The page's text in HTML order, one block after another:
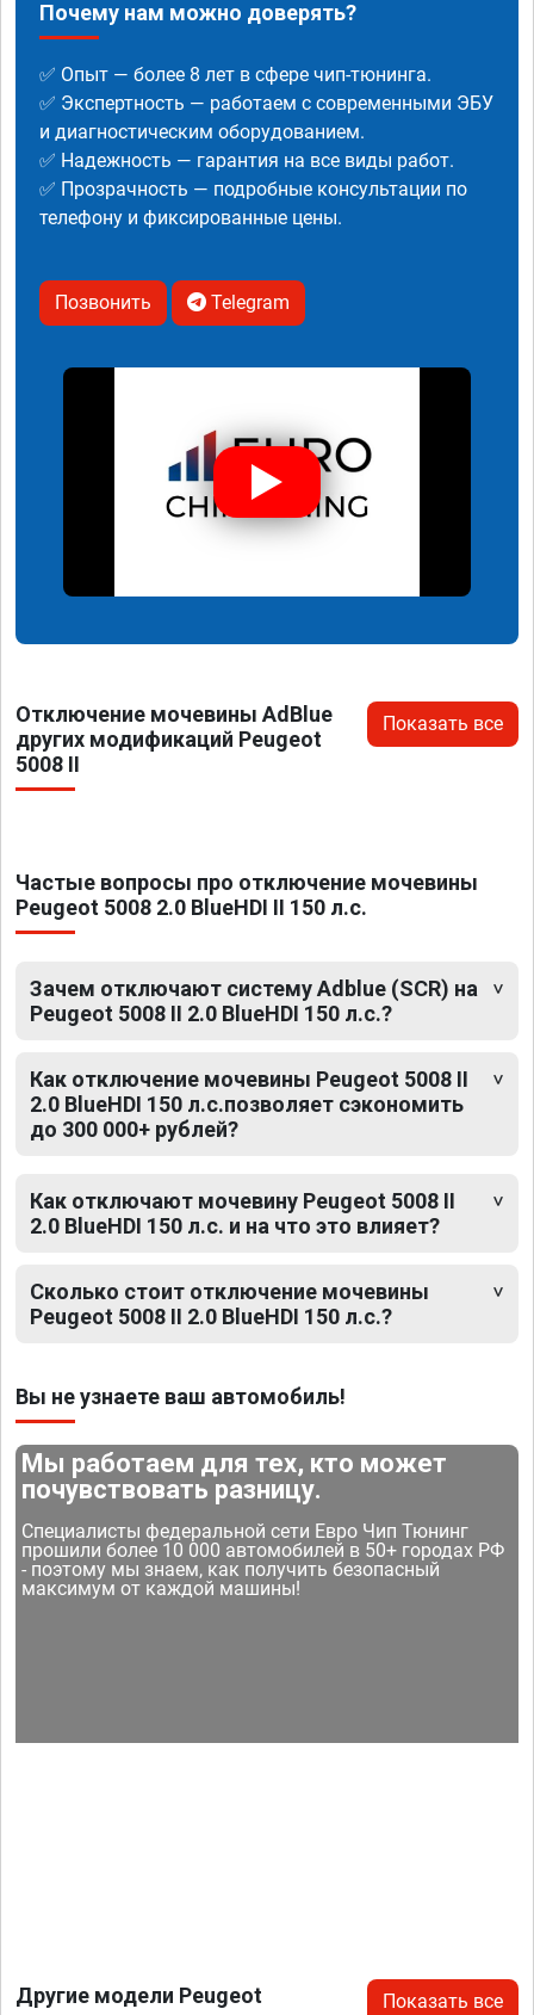
Почему нам можно доверять?
✅ Опыт — более 8 лет в сфере чип-тюнинга.
✅ Экспертность — работаем с современными ЭБУ
и диагностическим оборудованием.
✅ Надежность — гарантия на все виды работ.
✅ Прозрачность — подробные консультации по
телефону и фиксированные цены.
Позвонить Telegram
Отключение мочевины AdBlue
других модификаций Peugeot
5008 II
Показать все
Частые вопросы про отключение мочевины
Peugeot 5008 2.0 BlueHDI II 150 л.с.
Зачем отключают систему Adblue (SCR) на
Peugeot 5008 II 2.0 BlueHDI 150 л.с.?
Как отключение мочевины Peugeot 5008 II
2.0 BlueHDI 150 л.с.позволяет сэкономить
до 300 000+ рублей?
Как отключают мочевину Peugeot 5008 II
2.0 BlueHDI 150 л.с. и на что это влияет?
Сколько стоит отключение мочевины
Peugeot 5008 II 2.0 BlueHDI 150 л.с.?
Вы не узнаете ваш автомобиль!
Мы работаем для тех, кто может
почувствовать разницу.
Специалисты федеральной сети Евро Чип Тюнинг
прошили более 10 000 автомобилей в 50+ городах РФ
- поэтому мы знаем, как получить безопасный
максимум от каждой машины!
Другие модели Peugeot Показать все